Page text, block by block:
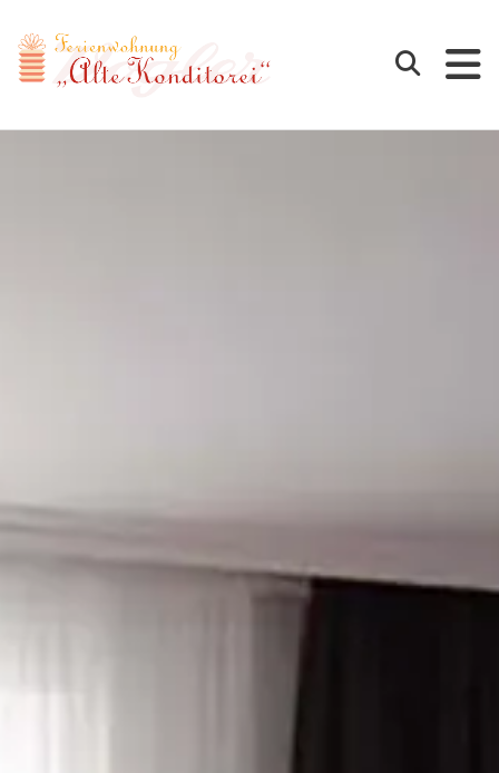
Suchen